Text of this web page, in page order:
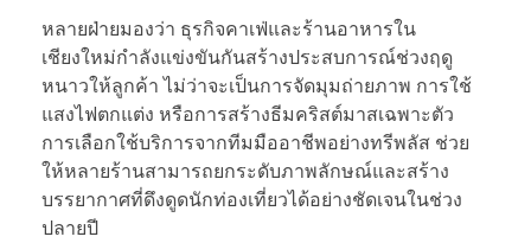
หลายฝ่ายมองว่า ธุรกิจคาเฟ่และร้านอาหารใน
เชียงใหม่กำลังแข่งขันกันสร้างประสบการณ์ช่วงฤดู
หนาวให้ลูกค้า ไม่ว่าจะเป็นการจัดมุมถ่ายภาพ การใช้
แสงไฟตกแต่ง หรือการสร้างธีมคริสต์มาสเฉพาะตัว
การเลือกใช้บริการจากทีมมืออาชีพอย่างทรีพลัส ช่วย
ให้หลายร้านสามารถยกระดับภาพลักษณ์และสร้าง
บรรยากาศที่ดึงดูดนักท่องเที่ยวได้อย่างชัดเจนในช่วง
ปลายปี